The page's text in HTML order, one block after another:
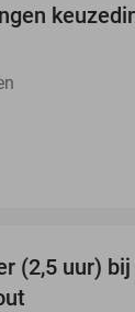
(2,5 uur)